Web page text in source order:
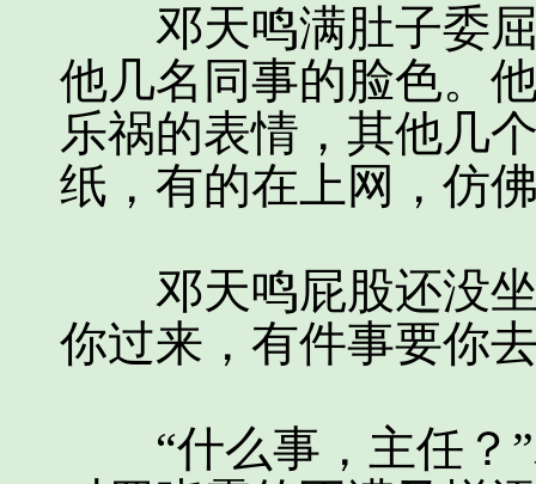
邓天鸣满肚子委屈
他几名同事的脸色。
乐祸的表情，其他几
纸，有的在上网，仿
邓天鸣屁股还没坐
你过来，有件事要你
“什么事，主任？”